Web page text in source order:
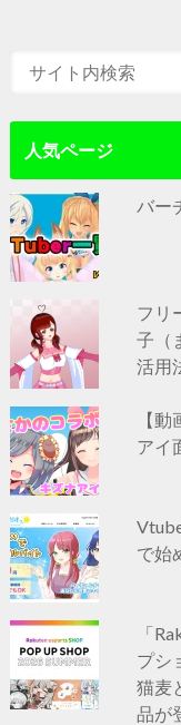
人気ページ
バー
フリ
子（
活用
【
アイ
で始
「
プシ
猫麦
品が